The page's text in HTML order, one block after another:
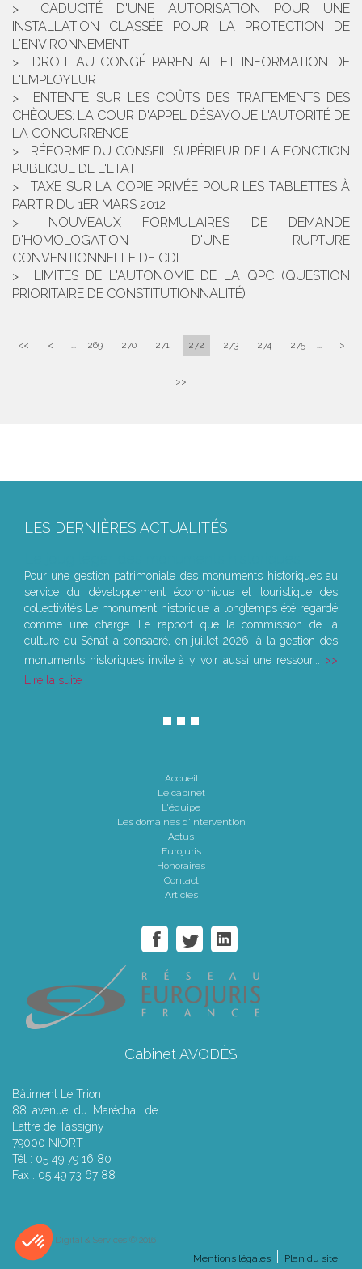
CADUCITÉ D'UNE AUTORISATION POUR UNE
INSTALLATION CLASSÉE POUR LA PROTECTION DE
L'ENVIRONNEMENT
DROIT AU CONGÉ PARENTAL ET INFORMATION DE
L'EMPLOYEUR
ENTENTE SUR LES COÛTS DES TRAITEMENTS DES
CHÈQUES: LA COUR D'APPEL DÉSAVOUE L'AUTORITÉ DE
LA CONCURRENCE
RÉFORME DU CONSEIL SUPÉRIEUR DE LA FONCTION
PUBLIQUE DE L'ETAT
TAXE SUR LA COPIE PRIVÉE POUR LES TABLETTES À
PARTIR DU 1ER MARS 2012
NOUVEAUX FORMULAIRES DE DEMANDE
D'HOMOLOGATION D'UNE RUPTURE
CONVENTIONNELLE DE CDI
LIMITES DE L'AUTONOMIE DE LA QPC (QUESTION
PRIORITAIRE DE CONSTITUTIONNALITÉ)
<< < ... 269 270 271 272 273 274 275 ... >
>>
LES DERNIÈRES ACTUALITÉS
Pour une gestion patrimoniale des monuments historiques au
service du développement économique et touristique des
collectivités Le monument historique a longtemps été regardé
comme une charge. Le rapport que la commission de la
culture du Sénat a consacré, en juillet 2026, à la gestion des
monuments historiques invite à y voir aussi une ressour...
Lire la suite
Accueil
Le cabinet
L'équipe
Les domaines d'intervention
Actus
Eurojuris
Honoraires
Contact
Articles
Cabinet AVODÈS
Bâtiment Le Trion
88 avenue du Maréchal de
Lattre de Tassigny
79000 NIORT
Tél : 05 49 79 16 80
Fax : 05 49 73 67 88
Septeo Digital & Services © 2016
Plan du site
Mentions légales